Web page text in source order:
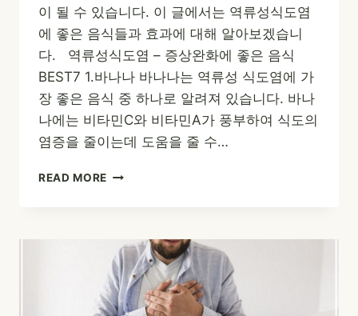
이 될 수 있습니다. 이 글에서는 역류성식도염
에 좋은 음식들과 효과에 대해 알아보겠습니
다. 역류성식도염 – 증상완화에 좋은 음식
BEST7 1.바나나 바나나는 역류성 식도염에 가
장 좋은 음식 중 하나로 알려져 있습니다. 바나
나에는 비타민C와 비타민A가 풍부하여 식도의
염증을 줄이는데 도움을 줄 수…
READ MORE
염
–
증
상